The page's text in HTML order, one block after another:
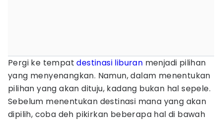
Pergi ke tempatdestinasi liburan menjadi pilihan
yang menyenangkan. Namun, dalam menentukan
pilihan yang akan dituju, kadang bukan hal sepele.
Sebelum menentukan destinasi mana yang akan
dipilih, coba deh pikirkan beberapa hal di bawah